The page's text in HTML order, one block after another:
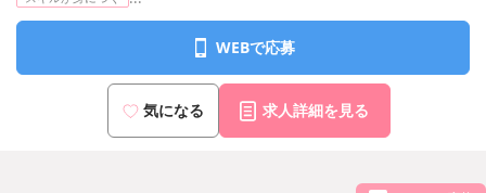
WEBで応募
気になる 求人詳細を見る